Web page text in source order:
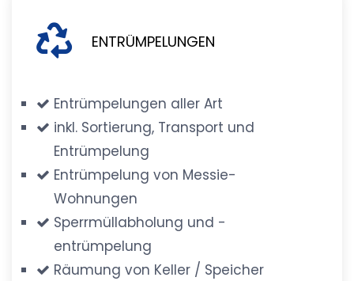
ENTRÜMPELUNGEN
Entrümpelungen aller Art
inkl. Sortierung, Transport und
Entrümpelung
Entrümpelung von Messie-
Wohnungen
Sperrmüllabholung und -
entrümpelung
Räumung von Keller / Speicher